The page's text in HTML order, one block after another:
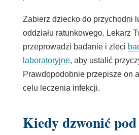
Zabierz dziecko do przychodni
oddziału ratunkowego. Lekarz
przeprowadzi badanie i zleci
laboratoryjne, aby ustalić
Prawdopodobnie przepisze on
celu leczenia infekcji.
Kiedy dzwonić